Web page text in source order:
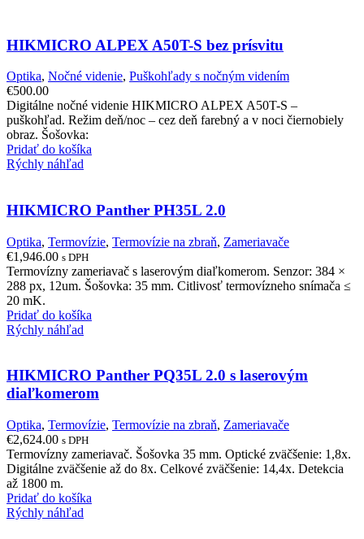
HIKMICRO ALPEX A50T-S bez prísvitu
Optika, Nočné videnie, Puškohľady s nočným videním
€500.00
Digitálne nočné videnie HIKMICRO ALPEX A50T-S –
puškohľad. Režim deň/noc – cez deň farebný a v noci čiernobiely
obraz. Šošovka:
Pridať do košíka
Rýchly náhľad
HIKMICRO Panther PH35L 2.0
Optika, Termovízie, Termovízie na zbraň, Zameriavače
€1,946.00 s DPH
Termovízny zameriavač s laserovým diaľkomerom. Senzor: 384 ×
288 px, 12um. Šošovka: 35 mm. Citlivosť termovízneho snímača ≤
20 mK.
Pridať do košíka
Rýchly náhľad
HIKMICRO Panther PQ35L 2.0 s laserovým
diaľkomerom
Optika, Termovízie, Termovízie na zbraň, Zameriavače
€2,624.00 s DPH
Termovízny zameriavač. Šošovka 35 mm. Optické zväčšenie: 1,8x.
Digitálne zväčšenie až do 8x. Celkové zväčšenie: 14,4x. Detekcia
až 1800 m.
Pridať do košíka
Rýchly náhľad